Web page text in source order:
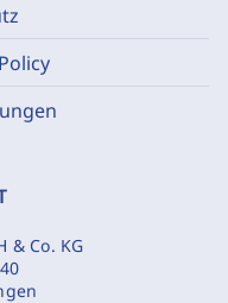
& Co. KG